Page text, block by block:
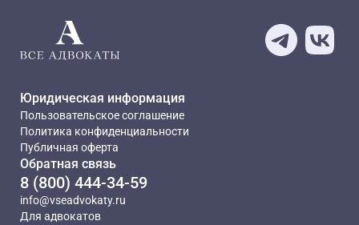
Юридическая информация
Пользовательское соглашение
Политика конфиденциальности
Публичная оферта
Обратная связь
8 (800) 444-34-59
info@vseadvokaty.ru
Для адвокатов